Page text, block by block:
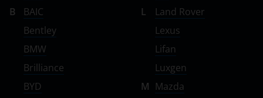
B
BAIC
Bentley
BMW
Brilliance
BYD
L
Land Rover
Lexus
Lifan
Luxgen
M Mazda